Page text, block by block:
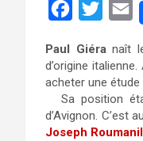
c
e
b
o
i
t
t
e
E
a
i
l
Paul Giéranaît
d’origine
acheter une étude
Sa position
d’Avignon. C’est
Joseph